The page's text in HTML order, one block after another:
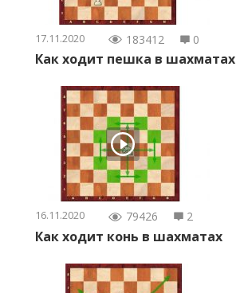
17.11.2020 183412 0
Как ходит пешка в шахматах
16.11.2020 79426 2
Как ходит конь в шахматах